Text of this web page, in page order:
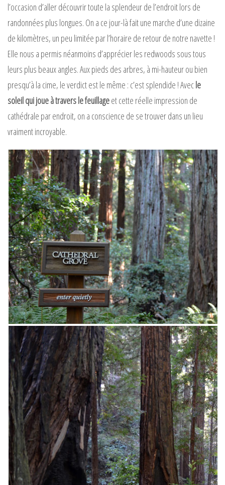
l’occasion d’aller découvrir toute la splendeur de l’endroit lors de
randonnées plus longues. On a ce jour-là fait une marche d’une dizaine
de kilomètres, un peu limitée par l’horaire de retour de notre navette !
Elle nous a permis néanmoins d’apprécier les redwoods sous tous
leurs plus beaux angles. Aux pieds des arbres, à mi-hauteur ou bien
presqu’à la cime, le verdict est le même : c’est splendide ! Avecle
soleil qui joue à travers le feuillageet cette réelle impression de
cathédrale par endroit, on a conscience de se trouver dans un lieu
vraiment incroyable.